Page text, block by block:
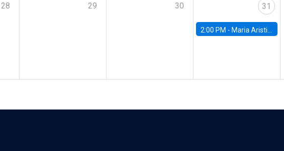
28 29 30 31
2:00 PM - Maria Aristizabal-Ramirez, FED Board